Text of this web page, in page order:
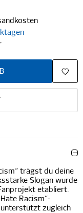
trägst du deine
Slogan wurde
etabliert.
Racism“-
zugleich